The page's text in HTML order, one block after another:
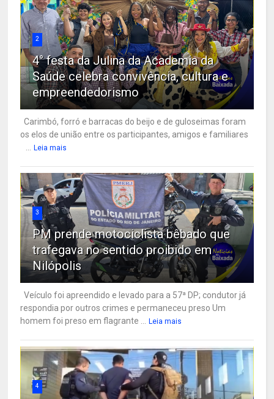
2
4° festa da Julina da Academia da
Saúde celebra convivência, cultura e
empreendedorismo
Carimbó, forró e barracas do beijo e de guloseimas foram
os elos de união entre os participantes, amigos e familiares
Leia mais
3
PM prende motociclista bêbado que
trafegava no sentido proibido em
Nilópolis
Veículo foi apreendido e levado para a 57ª DP; condutor já
respondia por outros crimes e permaneceu preso Um
homem foi preso em flagrante ...
Leia mais
4